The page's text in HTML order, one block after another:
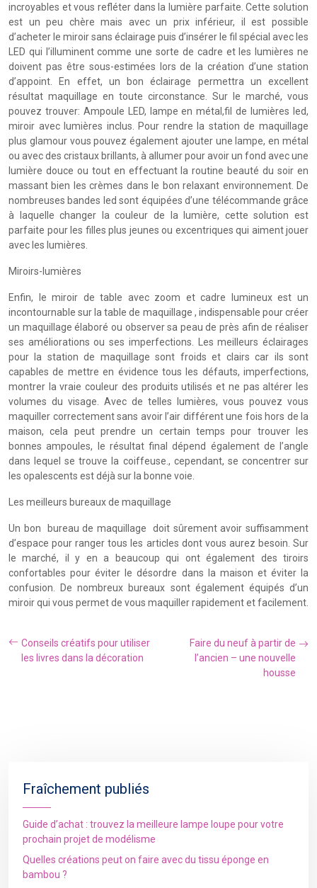
incroyables et vous refléter dans la lumière parfaite. Cette solution
est un peu chère mais avec un prix inférieur, il est possible
d’acheter le miroir sans éclairage puis d’insérer le fil spécial avec les
LED qui l’illuminent comme une sorte de cadre et les lumières ne
doivent pas être sous-estimées lors de la création d’une station
d’appoint. En effet, un bon éclairage permettra un excellent
résultat maquillage en toute circonstance. Sur le marché, vous
pouvez trouver: Ampoule LED, lampe en métal,fil de lumières led,
miroir avec lumières inclus. Pour rendre la station de maquillage
plus glamour vous pouvez également ajouter une lampe, en métal
ou avec des cristaux brillants, à allumer pour avoir un fond avec une
lumière douce ou tout en effectuant la routine beauté du soir en
massant bien les crèmes dans le bon relaxant environnement. De
nombreuses bandes led sont équipées d’une télécommande grâce
à laquelle changer la couleur de la lumière, cette solution est
parfaite pour les filles plus jeunes ou excentriques qui aiment jouer
avec les lumières.
Miroirs-lumières
Enfin, le miroir de table avec zoom et cadre lumineux est un
incontournable sur la table de maquillage , indispensable pour créer
un maquillage élaboré ou observer sa peau de près afin de réaliser
ses améliorations ou ses imperfections. Les meilleurs éclairages
pour la station de maquillage sont froids et clairs car ils sont
capables de mettre en évidence tous les défauts, imperfections,
montrer la vraie couleur des produits utilisés et ne pas altérer les
volumes du visage. Avec de telles lumières, vous pouvez vous
maquiller correctement sans avoir l’air différent une fois hors de la
maison, cela peut prendre un certain temps pour trouver les
bonnes ampoules, le résultat final dépend également de l’angle
dans lequel se trouve la coiffeuse., cependant, se concentrer sur
les opalescents est déjà sur la bonne voie.
Les meilleurs bureaux de maquillage
Un bon bureau de maquillage doit sûrement avoir suffisamment
d’espace pour ranger tous les articles dont vous aurez besoin. Sur
le marché, il y en a beaucoup qui ont également des tiroirs
confortables pour éviter le désordre dans la maison et éviter la
confusion. De nombreux bureaux sont également équipés d’un
miroir qui vous permet de vous maquiller rapidement et facilement.
Conseils créatifs pour utiliser
les livres dans la décoration
Faire du neuf à partir de
l’ancien – une nouvelle
housse
Fraîchement publiés
Guide d’achat : trouvez la meilleure lampe loupe pour votre
prochain projet de modélisme
Quelles créations peut on faire avec du tissu éponge en
bambou ?